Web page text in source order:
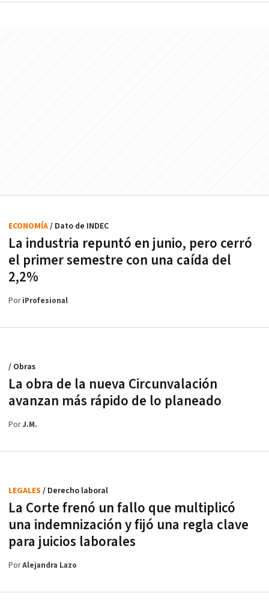
La industria repuntó en junio, pero cerró
el primer semestre con una caída del
2,2%
ECONOMÍA/ Dato de INDEC
PoriProfesional
La obra de la nueva Circunvalación
avanzan más rápido de lo planeado
/ Obras
PorJ.M.
La Corte frenó un fallo que multiplicó
una indemnización y fijó una regla clave
para juicios laborales
LEGALES / Derecho laboral
PorAlejandra Lazo